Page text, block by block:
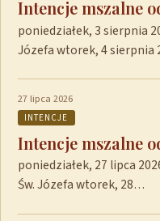
Intencje mszalne
poniedziałek, 3 sierpnia
Józefa wtorek, 4 sierpnia
27 lipca 2026
INTENCJE
Intencje mszalne
poniedziałek, 27 lipca
Św. Józefa wtorek, 28…